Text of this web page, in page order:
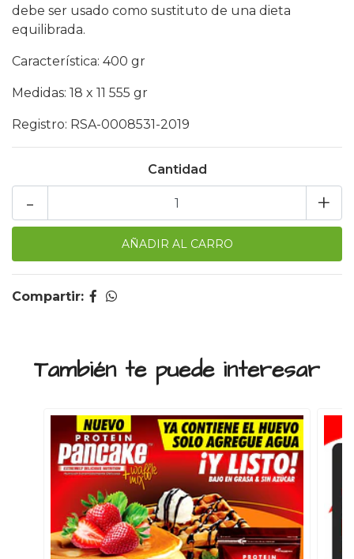
debe ser usado como sustituto de una dieta
equilibrada.
Característica: 400 gr
Medidas: 18 x 11 555 gr
Registro: RSA-0008531-2019
Cantidad
+
-
Compartir:
También te puede interesar